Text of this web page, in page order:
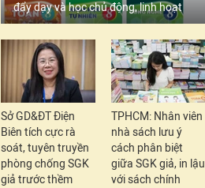
đẩy dạy và học chủ động, linh hoạt
Sở GD&ĐT Điện
Biên tích cực rà
soát, tuyên truyền
phòng chống SGK
giả trước thềm
TPHCM: Nhân viên
nhà sách lưu ý
cách phân biệt
giữa SGK giả, in lậu
với sách chính